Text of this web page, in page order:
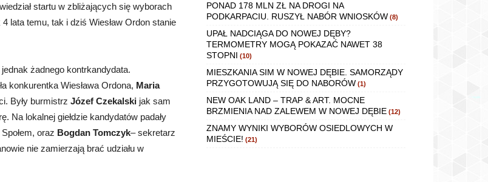
startu w zbliżających się wyborach
lata temu, tak i dziś Wiesław Ordon stanie
żadnego kontrkandydata.
konkurentka Wiesława Ordona, Maria
Były burmistrz Józef Czekalski jak sam
Na lokalnej giełdzie kandydatów padały
oraz Bogdan Tomczyk– sekretarz
nie zamierzają brać udziału w
PONAD 178 MLN ZŁ NA DROGI NA
PODKARPACIU. RUSZYŁ NABÓR WNIOSKÓW (8)
UPAŁ NADCIĄGA DO NOWEJ DĘBY?
TERMOMETRY MOGĄ POKAZAĆ NAWET 38
STOPNI (10)
MIESZKANIA SIM W NOWEJ DĘBIE. SAMORZĄDY
PRZYGOTOWUJĄ SIĘ DO NABORÓW (1)
NEW OAK LAND – TRAP & ART. MOCNE
BRZMIENIA NAD ZALEWEM W NOWEJ DĘBIE (12)
ZNAMY WYNIKI WYBORÓW OSIEDLOWYCH W
MIEŚCIE! (21)